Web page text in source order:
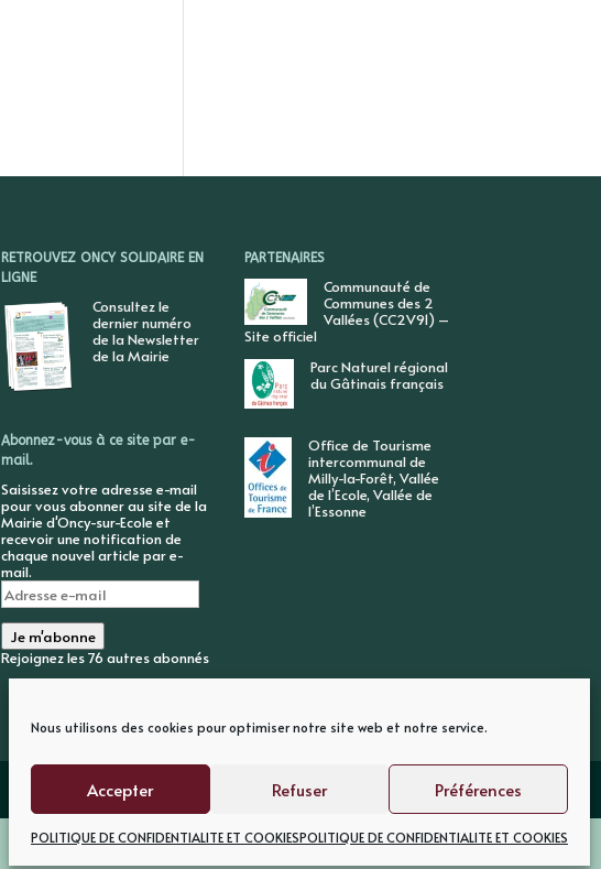
Nous utilisons des cookies pour optimiser notre site web et notre service.
Accepter Refuser Préférences
POLITIQUE DE CONFIDENTIALITE ET COOKIESPOLITIQUE DE CONFIDENTIALITE ET COOKIES
RETROUVEZ ONCY SOLIDAIRE EN
LIGNE
Consultez le
dernier numéro
de la Newsletter
de la Mairie
Abonnez-vous à ce site par e-
mail.
Saisissez votre adresse e-mail
pour vous abonner au site de la
Mairie d'Oncy-sur-Ecole et
recevoir une notification de
chaque nouvel article par e-
mail.
Adresse
e-
mail
Je m'abonne
Rejoignez les 76 autres abonnés
PARTENAIRES
Communauté de
Communes des 2
Vallées (CC2V91) –
Site officiel
Parc Naturel régional
du Gâtinais français
Office de Tourisme
intercommunal de
Milly-la-Forêt, Vallée
de l’Ecole, Vallée de
l’Essonne